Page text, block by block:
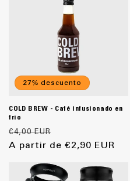
27% descuento
COLD BREW - Café infusionado en
frío
Precio
habitual
€4,00 EUR
de
A partir de €2,90 EUR